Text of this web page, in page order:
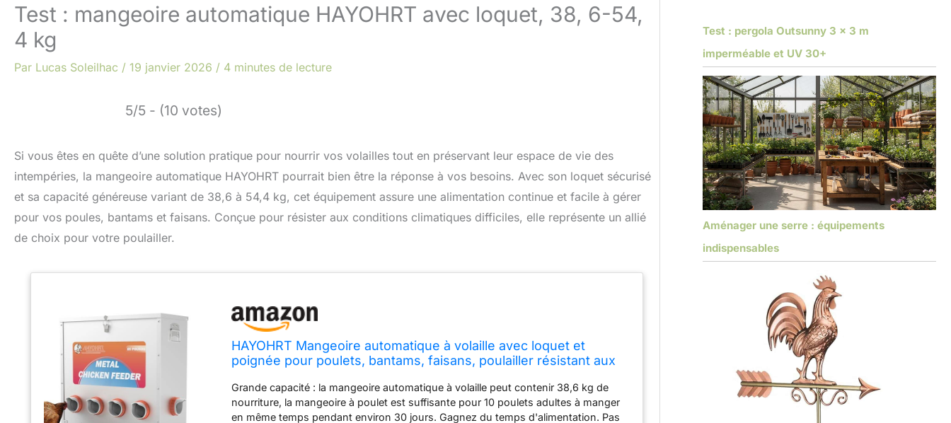
Test : mangeoire automatique HAYOHRT avec loquet, 38, 6-54,
4 kg
Par Lucas Soleilhac / 19 janvier 2026 / 4 minutes de lecture
5/5 - (10 votes)
Si vous êtes en quête d’une solution pratique pour nourrir vos volailles tout en préservant leur espace de vie des
intempéries, la mangeoire automatique HAYOHRT pourrait bien être la réponse à vos besoins. Avec son loquet sécurisé
et sa capacité généreuse variant de 38,6 à 54,4 kg, cet équipement assure une alimentation continue et facile à gérer
pour vos poules, bantams et faisans. Conçue pour résister aux conditions climatiques difficiles, elle représente un allié
de choix pour votre poulailler.
HAYOHRT Mangeoire automatique à volaille avec loquet et
poignée pour poulets, bantams, faisans, poulailler résistant aux
Grande capacité : la mangeoire automatique à volaille peut contenir 38,6 kg de
nourriture, la mangeoire à poulet est suffisante pour 10 poulets adultes à manger
en même temps pendant environ 30 jours. Gagnez du temps d'alimentation. Pas
Test : pergola Outsunny 3 x 3 m
imperméable et UV 30+
Aménager une serre : équipements
indispensables